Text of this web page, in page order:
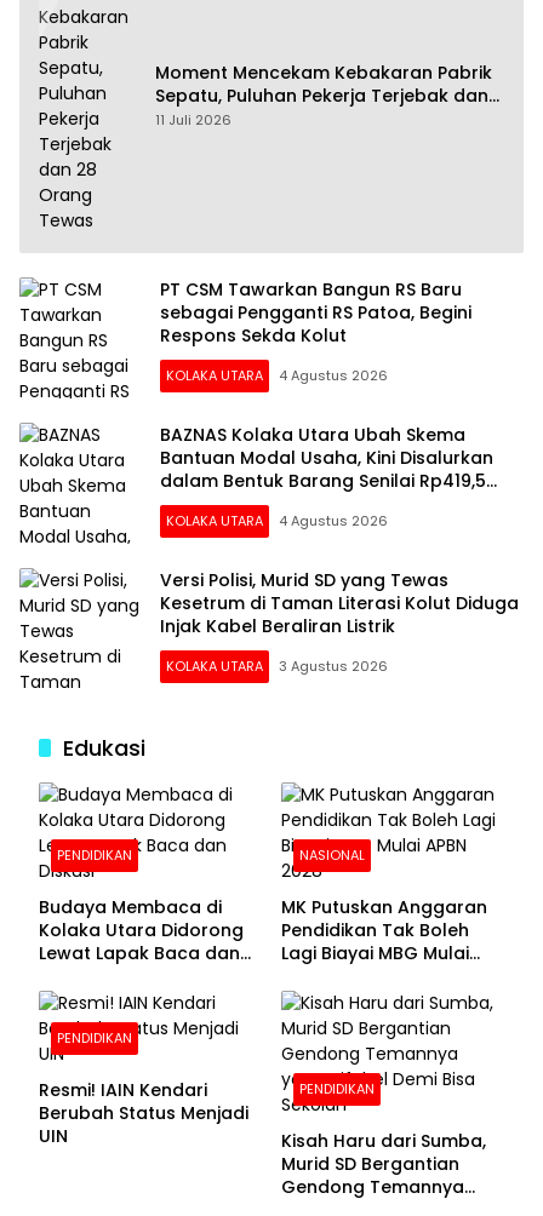
Moment Mencekam Kebakaran Pabrik
Sepatu, Puluhan Pekerja Terjebak dan
28 Orang Tewas
11 Juli 2026
PT CSM Tawarkan Bangun RS Baru
sebagai Pengganti RS Patoa, Begini
Respons Sekda Kolut
KOLAKA UTARA 4 Agustus 2026
BAZNAS Kolaka Utara Ubah Skema
Bantuan Modal Usaha, Kini Disalurkan
dalam Bentuk Barang Senilai Rp419,5
Juta
KOLAKA UTARA 4 Agustus 2026
Versi Polisi, Murid SD yang Tewas
Kesetrum di Taman Literasi Kolut Diduga
Injak Kabel Beraliran Listrik
KOLAKA UTARA 3 Agustus 2026
Edukasi
PENDIDIKAN
Budaya Membaca di
Kolaka Utara Didorong
Lewat Lapak Baca dan
NASIONAL
MK Putuskan Anggaran
Pendidikan Tak Boleh
Lagi Biayai MBG Mulai
PENDIDIKAN
Resmi! IAIN Kendari
Berubah Status Menjadi
UIN
PENDIDIKAN
Kisah Haru dari Sumba,
Murid SD Bergantian
Gendong Temannya